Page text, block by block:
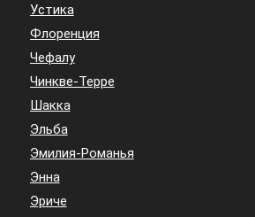
Устика
Флоренция
Чефалу
Чинкве-Терре
Шакка
Эльба
Эмилия-Романья
Энна
Эриче